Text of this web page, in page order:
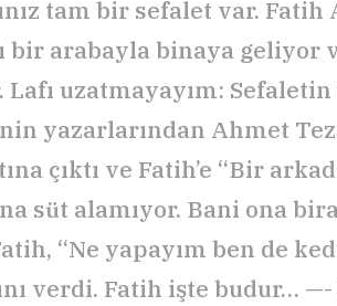
tam bir sefalet var. Fatih
bir arabayla binaya geliyor
Lafı uzatmayayım:
yazarlarından Ahmet
çıktı ve Fatih’e “Bir
süt alamıyor. Bani ona
“Ne yapayım ben de
verdi. Fatih işte budur… —-